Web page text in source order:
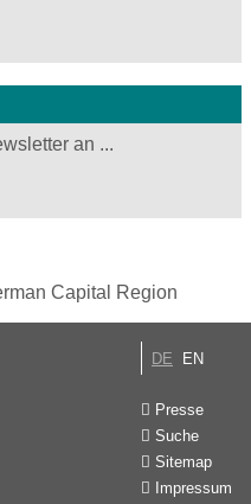
an ...
DE EN
Presse
Suche
Sitemap
Impressum